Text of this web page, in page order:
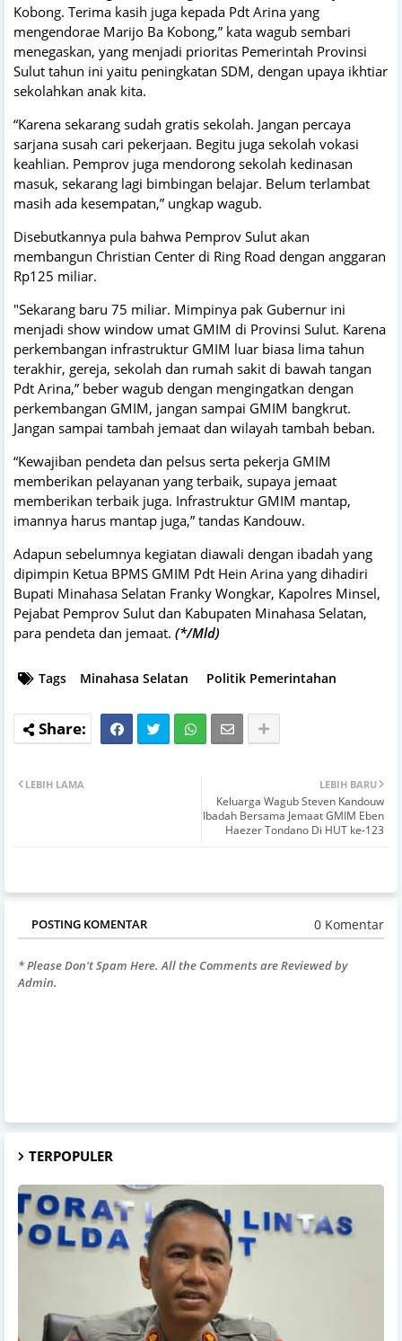
Kobong. Terima kasih juga kepada Pdt Arina yang
mengendorae Marijo Ba Kobong,” kata wagub sembari
menegaskan, yang menjadi prioritas Pemerintah Provinsi
Sulut tahun ini yaitu peningkatan SDM, dengan upaya ikhtiar
sekolahkan anak kita.
“Karena sekarang sudah gratis sekolah. Jangan percaya
sarjana susah cari pekerjaan. Begitu juga sekolah vokasi
keahlian. Pemprov juga mendorong sekolah kedinasan
masuk, sekarang lagi bimbingan belajar. Belum terlambat
masih ada kesempatan,” ungkap wagub.
Disebutkannya pula bahwa Pemprov Sulut akan
membangun Christian Center di Ring Road dengan anggaran
Rp125 miliar.
"Sekarang baru 75 miliar. Mimpinya pak Gubernur ini
menjadi show window umat GMIM di Provinsi Sulut. Karena
perkembangan infrastruktur GMIM luar biasa lima tahun
terakhir, gereja, sekolah dan rumah sakit di bawah tangan
Pdt Arina,” beber wagub dengan mengingatkan dengan
perkembangan GMIM, jangan sampai GMIM bangkrut.
Jangan sampai tambah jemaat dan wilayah tambah beban.
“Kewajiban pendeta dan pelsus serta pekerja GMIM
memberikan pelayanan yang terbaik, supaya jemaat
memberikan terbaik juga. Infrastruktur GMIM mantap,
imannya harus mantap juga,” tandas Kandouw.
Adapun sebelumnya kegiatan diawali dengan ibadah yang
dipimpin Ketua BPMS GMIM Pdt Hein Arina yang dihadiri
Bupati Minahasa Selatan Franky Wongkar, Kapolres Minsel,
Pejabat Pemprov Sulut dan Kabupaten Minahasa Selatan,
para pendeta dan jemaat. (*/Mld)
Tags Minahasa Selatan Politik Pemerintahan
LEBIH BARU
Keluarga Wagub Steven Kandouw
Ibadah Bersama Jemaat GMIM Eben
Haezer Tondano Di HUT ke-123
LEBIH LAMA
POSTING KOMENTAR 0 Komentar
* Please Don't Spam Here. All the Comments are Reviewed by
Admin.
TERPOPULER